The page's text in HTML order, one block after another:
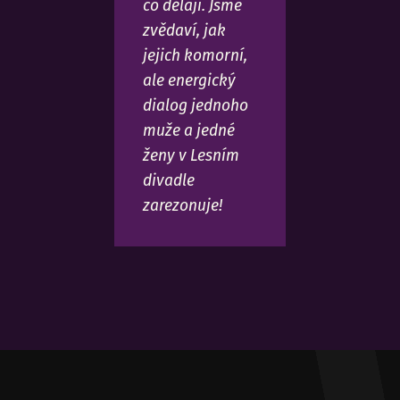
co dělají. Jsme
zvědaví, jak
jejich komorní,
ale energický
dialog jednoho
muže a jedné
ženy v Lesním
divadle
zarezonuje!